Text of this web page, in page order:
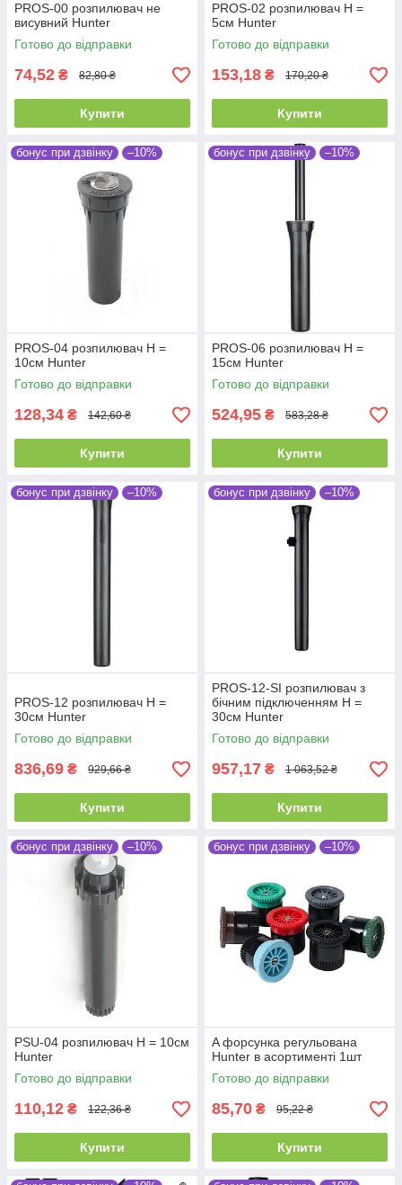
PROS-00 розпилювач не
висувний Hunter
Готово до відправки
74,52 ₴ 82,80 ₴
Купити
PROS-02 розпилювач Н =
5см Hunter
Готово до відправки
153,18 ₴ 170,20 ₴
Купити
бонус при дзвінку –10%
PROS-04 розпилювач Н =
10см Hunter
Готово до відправки
128,34 ₴ 142,60 ₴
Купити
бонус при дзвінку –10%
PROS-06 розпилювач Н =
15см Hunter
Готово до відправки
524,95 ₴ 583,28 ₴
Купити
бонус при дзвінку –10%
PROS-12 розпилювач Н =
30см Hunter
Готово до відправки
836,69 ₴ 929,66 ₴
Купити
бонус при дзвінку –10%
PROS-12-SI розпилювач з
бічним підключенням Н =
30см Hunter
Готово до відправки
957,17 ₴ 1 063,52 ₴
Купити
бонус при дзвінку –10%
PSU-04 розпилювач Н = 10см
Hunter
Готово до відправки
110,12 ₴ 122,36 ₴
Купити
бонус при дзвінку –10%
A форсунка регульована
Hunter в асортименті 1шт
Готово до відправки
85,70 ₴ 95,22 ₴
Купити